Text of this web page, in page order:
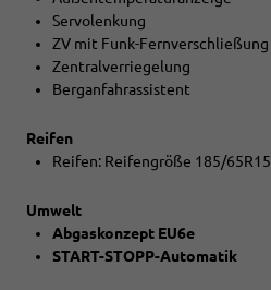
Servolenkung
ZV mit Funk-Fernverschließung
Zentralverriegelung
Berganfahrassistent
Reifen
Reifen: Reifengröße 185/65R15
Umwelt
Abgaskonzept EU6e
START-STOPP-Automatik